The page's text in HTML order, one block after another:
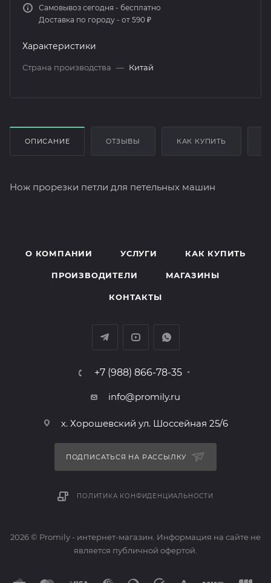
Самовывоз сегодня - бесплатно
Доставка по городу - от 590 ₽
Характеристики
Страна производства — Китай
ОПИСАНИЕ ОТЗЫВЫ КАК КУПИТЬ
Нож прорезки петли для петельных машин
О КОМПАНИИ УСЛУГИ КАК КУПИТЬ
ПРОИЗВОДИТЕЛИ МАГАЗИНЫ
КОНТАКТЫ
+7 (988) 866-78-35
info@promily.ru
х. Хорошевский ул. Шоссейная 25/6
ПОДПИСАТЬСЯ НА РАССЫЛКУ
ПОЛИТИКА КОНФИДЕНЦИАЛЬНОСТИ
2026 © Promily - интернет-магазин. Информация на сайте не
является публичной офертой.